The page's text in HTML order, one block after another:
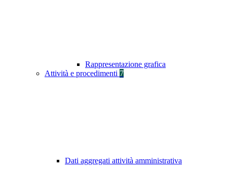
Rappresentazione grafica
Attività e procedimenti 7
Dati aggregati attività amministrativa